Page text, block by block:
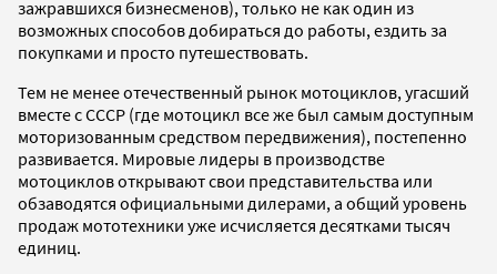
зажравшихся бизнесменов), только не как один из
возможных способов добираться до работы, ездить за
покупками и просто путешествовать.
Тем не менее отечественный рынок мотоциклов, угасший
вместе с СССР (где мотоцикл все же был самым доступным
моторизованным средством передвижения), постепенно
развивается. Мировые лидеры в производстве
мотоциклов открывают свои представительства или
обзаводятся официальными дилерами, а общий уровень
продаж мототехники уже исчисляется десятками тысяч
единиц.